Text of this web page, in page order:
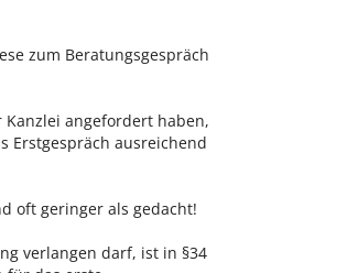
zum Beratungsgespräch
angefordert haben,
Erstgespräch ausreichend
oft geringer als gedacht!
verlangen darf, ist in §34